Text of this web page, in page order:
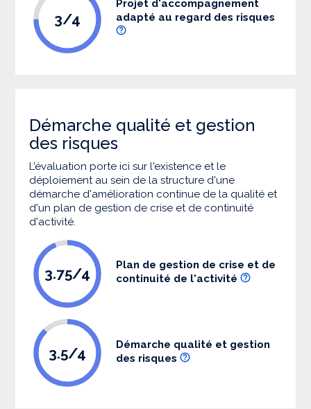
3/4
Projet d'accompagnement
adapté au regard des risques
Démarche qualité et gestion
des risques
L’évaluation porte ici sur l'existence et le
déploiement au sein de la structure d'une
démarche d'amélioration continue de la qualité et
d'un plan de gestion de crise et de continuité
d'activité.
3.75/4
Plan de gestion de crise et de
continuité de l'activité
3.5/4
Démarche qualité et gestion
des risques